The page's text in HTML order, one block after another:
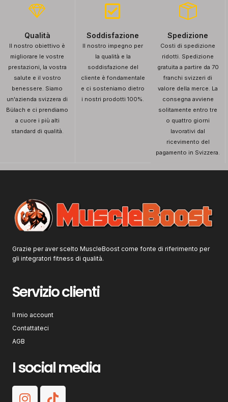
Qualità
Il nostro obiettivo è
migliorare le vostre
prestazioni, la vostra
salute e il vostro
benessere. Siamo
un'azienda svizzera di
Bülach e ci prendiamo
a cuore i più alti
standard di qualità.
Soddisfazione
Il nostro impegno per
la qualità e la
soddisfazione del
cliente è fondamentale
e ci sosteniamo dietro
i nostri prodotti 100%.
Spedizione
Costi di spedizione
ridotti. Spedizione
gratuita a partire da 70
franchi svizzeri di
valore della merce. La
consegna avviene
solitamente entro tre
o quattro giorni
lavorativi dal
ricevimento del
pagamento in Svizzera.
Grazie per aver scelto MuscleBoost come fonte di riferimento per
gli integratori fitness di qualità.
Servizio clienti
Il mio account
Contattateci
AGB
I social media